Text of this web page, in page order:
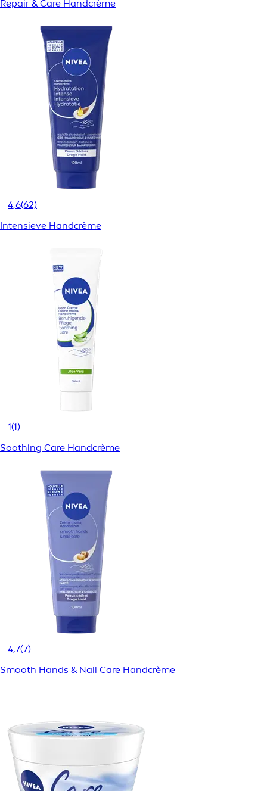
Repair & Care Handcrème
4,6(62)
Intensieve Handcrème
1(1)
Soothing Care Handcrème
4,7(7)
Smooth Hands & Nail Care Handcrème